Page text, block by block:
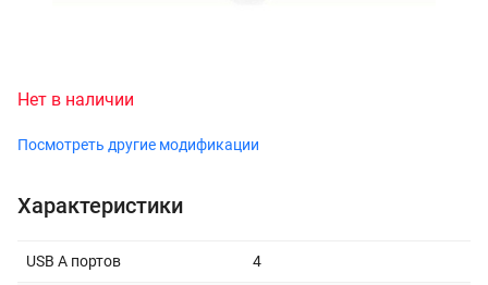
Нет в наличии
Посмотреть другие модификации
Характеристики
USB A портов 4